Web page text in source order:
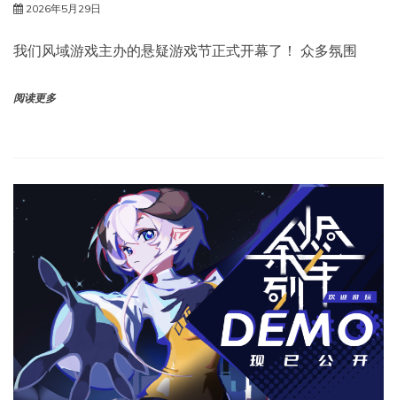
2026年5月29日
我们风域游戏主办的悬疑游戏节正式开幕了！ 众多氛围
阅读更多